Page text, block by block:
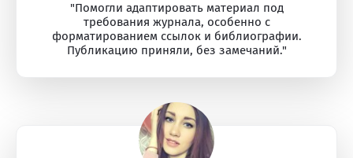
"Помогли адаптировать материал под
требования журнала, особенно с
форматированием ссылок и библиографии.
Публикацию приняли, без замечаний."